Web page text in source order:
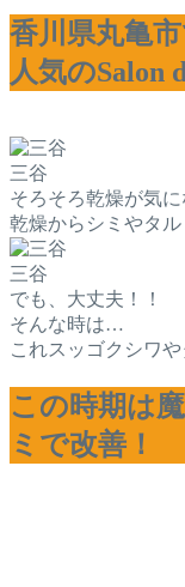
香川県丸亀
人気のSalon
三谷
そろそろ乾燥が気
乾燥からシミやタ
三谷
でも、大丈夫！！
そんな時は…
これスッゴクシワ
この時期は
ミで改善！